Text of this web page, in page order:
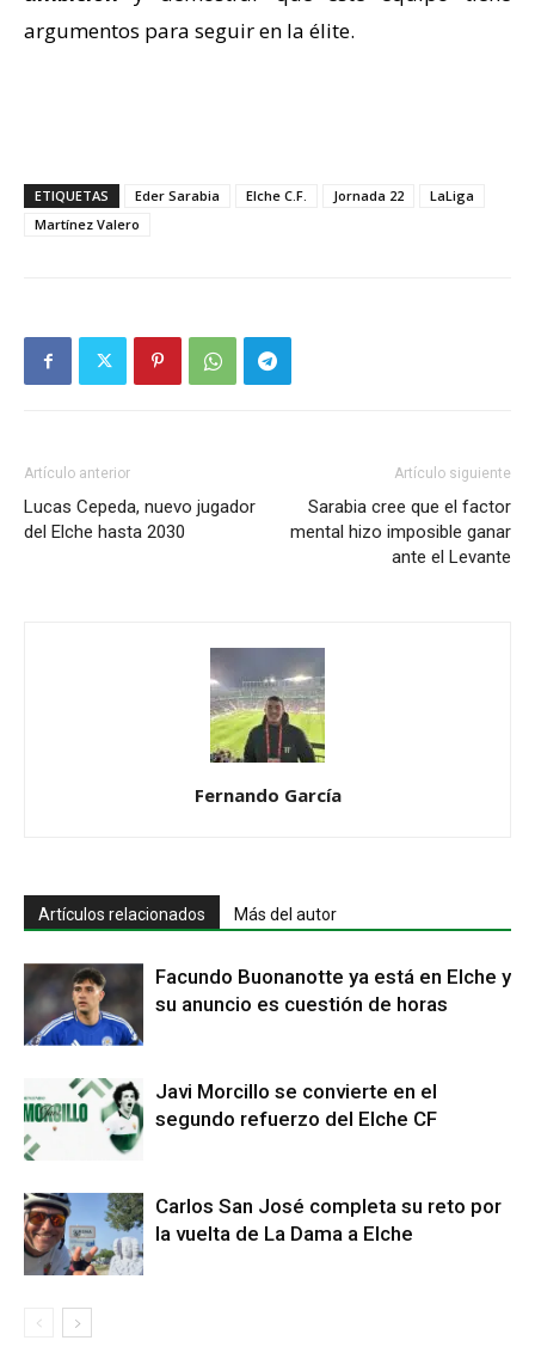
argumentos para seguir en la élite.
ETIQUETAS Eder Sarabia Elche C.F. Jornada 22
LaLiga
Martínez Valero
Artículo anterior
Lucas Cepeda, nuevo jugador
del Elche hasta 2030
Artículo siguiente
Sarabia cree que el factor
mental hizo imposible ganar
ante el Levante
Fernando García
Artículos relacionados Más del autor
Facundo Buonanotte ya está en Elche y
su anuncio es cuestión de horas
Javi Morcillo se convierte en el
segundo refuerzo del Elche CF
Carlos San José completa su reto por
la vuelta de La Dama a Elche